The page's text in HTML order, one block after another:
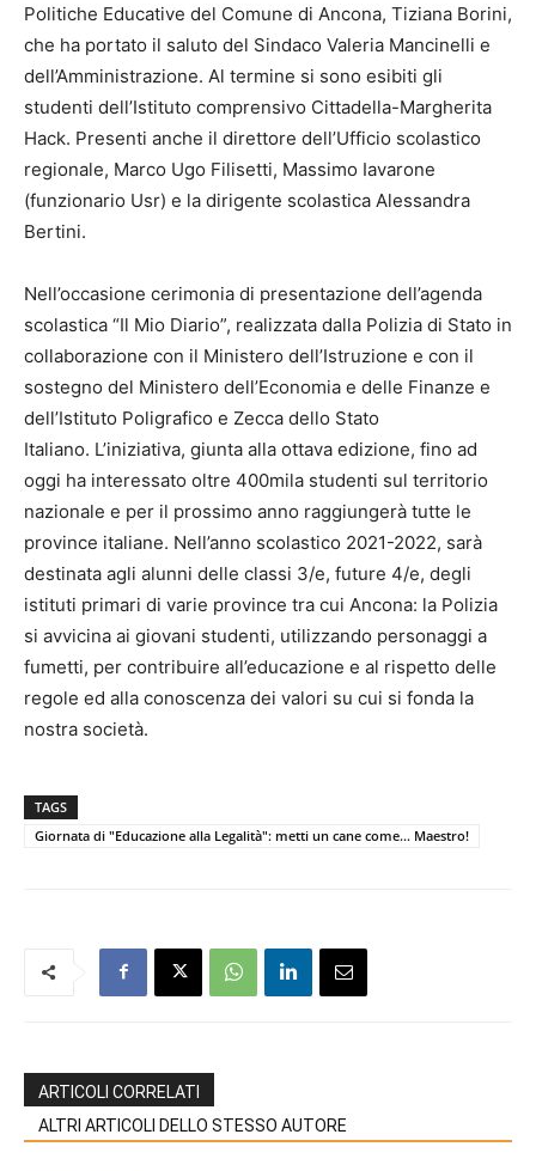
Politiche Educative del Comune di Ancona, Tiziana Borini,
che ha portato il saluto del Sindaco Valeria Mancinelli e
dell’Amministrazione. Al termine si sono esibiti gli
studenti dell’Istituto comprensivo Cittadella-Margherita
Hack. Presenti anche il direttore dell’Ufficio scolastico
regionale, Marco Ugo Filisetti, Massimo Iavarone
(funzionario Usr) e la dirigente scolastica Alessandra
Bertini.
Nell’occasione cerimonia di presentazione dell’agenda
scolastica “Il Mio Diario”, realizzata dalla Polizia di Stato in
collaborazione con il Ministero dell’Istruzione e con il
sostegno del Ministero dell’Economia e delle Finanze e
dell’Istituto Poligrafico e Zecca dello Stato
Italiano. L’iniziativa, giunta alla ottava edizione, fino ad
oggi ha interessato oltre 400mila studenti sul territorio
nazionale e per il prossimo anno raggiungerà tutte le
province italiane. Nell’anno scolastico 2021-2022, sarà
destinata agli alunni delle classi 3/e, future 4/e, degli
istituti primari di varie province tra cui Ancona: la Polizia
si avvicina ai giovani studenti, utilizzando personaggi a
fumetti, per contribuire all’educazione e al rispetto delle
regole ed alla conoscenza dei valori su cui si fonda la
nostra società.
TAGS
Giornata di "Educazione alla Legalità": metti un cane come... Maestro!
ARTICOLI CORRELATI
ALTRI ARTICOLI DELLO STESSO AUTORE